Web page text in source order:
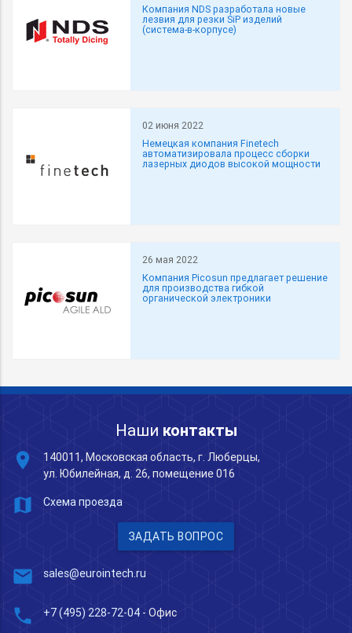
Компания NDS разработала новые
лезвия для резки SiP изделий
(система-в-корпусе)
02 июня 2022
Немецкая компания Finetech
автоматизировала процесс сборки
лазерных диодов высокой мощности
26 мая 2022
Компания Picosun предлагает решение
для производства гибкой
органической электроники
Наши контакты
place
140011, Московская область, г. Люберцы,
ул. Юбилейная, д. 26, помещение 016
map Схема проезда
ЗАДАТЬ ВОПРОС
mail sales@eurointech.ru
phone +7 (495) 228-72-04 - Офис